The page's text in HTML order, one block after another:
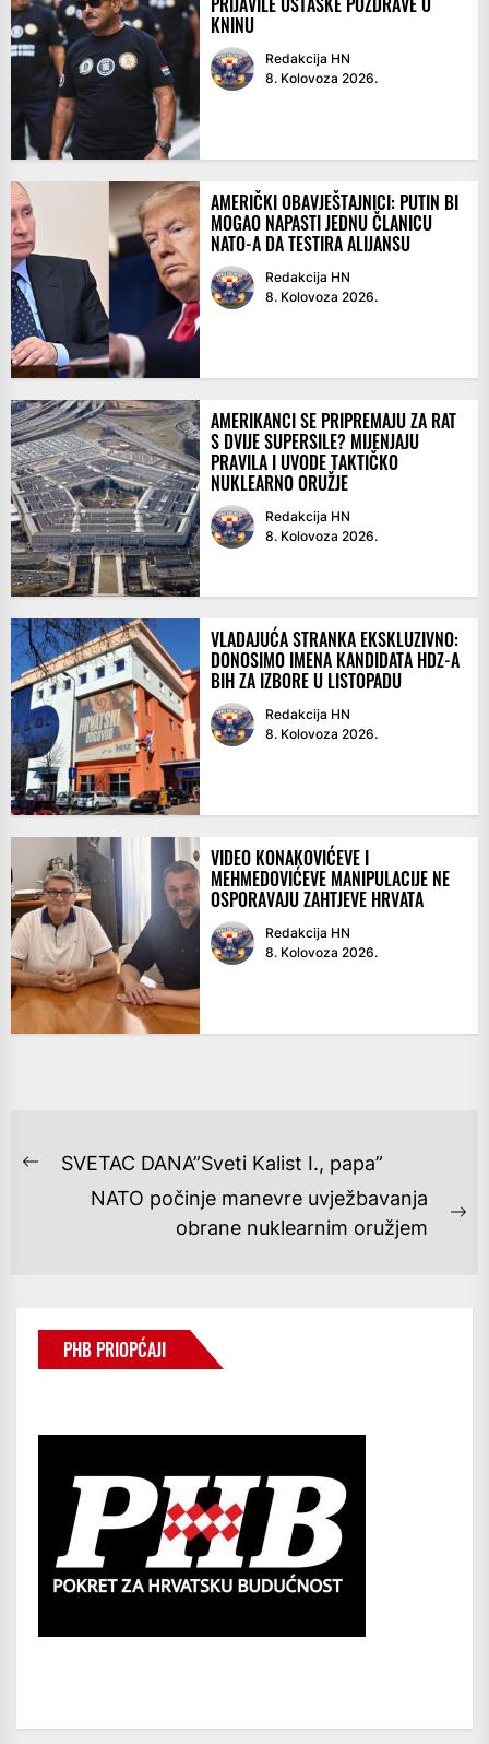
KNINU
Redakcija HN
8. Kolovoza 2026.
AMERIČKI OBAVJEŠTAJNICI: PUTIN BI
MOGAO NAPASTI JEDNU ČLANICU
NATO-A DA TESTIRA ALIJANSU
Redakcija HN
8. Kolovoza 2026.
AMERIKANCI SE PRIPREMAJU ZA RAT
S DVIJE SUPERSILE? MIJENJAJU
PRAVILA I UVODE TAKTIČKO
NUKLEARNO ORUŽJE
Redakcija HN
8. Kolovoza 2026.
VLADAJUĆA STRANKA EKSKLUZIVNO:
DONOSIMO IMENA KANDIDATA HDZ-A
BIH ZA IZBORE U LISTOPADU
Redakcija HN
8. Kolovoza 2026.
VIDEO KONAKOVIĆEVE I
MEHMEDOVIĆEVE MANIPULACIJE NE
OSPORAVAJU ZAHTJEVE HRVATA
Redakcija HN
8. Kolovoza 2026.
NAVIGACIJA
OBJAVA
Previous
SVETAC DANA”Sveti Kalist I., papa”
NATO počinje manevre uvježbavanja
obrane nuklearnim oružjem
PHB PRIOPĆAJI